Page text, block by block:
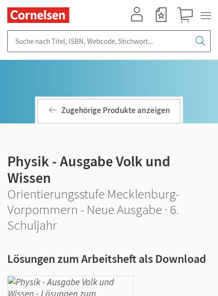
Zugehörige Produkte anzeigen
Physik - Ausgabe Volk und
Wissen
Orientierungsstufe Mecklenburg-
Vorpommern - Neue Ausgabe · 6.
Schuljahr
Lösungen zum Arbeitsheft als Download